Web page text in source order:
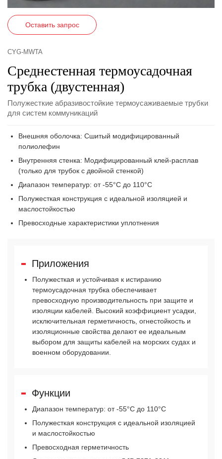
Оставить запрос
CYG-MWTA
Среднестенная термоусадочная
трубка (двустенная)
Полужесткие абразивостойкие термоусаживаемые трубки
для систем коммуникаций
Внешняя оболочка: Сшитый модифицированный
полиолефин
Внутренняя стенка: Модифицированный клей-расплав
(только для трубок с двойной стенкой)
Диапазон температур: от -55°C до 110°C
Полужесткая конструкция с идеальной изоляцией и
маслостойкостью
Превосходные характеристики уплотнения
Приложения
Полужесткая и устойчивая к истиранию
термоусадочная трубка обеспечивает
превосходную производительность при защите и
изоляции кабелей. Высокий коэффициент усадки,
исключительная герметичность, огнестойкость и
изоляционные свойства делают ее идеальным
выбором для защиты кабелей на морских судах и
военном оборудовании.
Функции
Диапазон температур: от -55°C до 110°C
Полужесткая конструкция с идеальной изоляцией
и маслостойкостью
Превосходная герметичность